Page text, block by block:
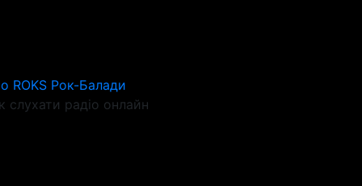
ROKS Рок-Балади
слухати радіо онлайн